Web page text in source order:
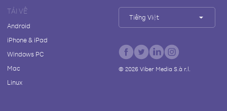
TẢI VỀ
Android
iPhone & iPad
Windows PC
Mac
Linux
Tiếng Việt
© 2026Viber Media S.à r.l.